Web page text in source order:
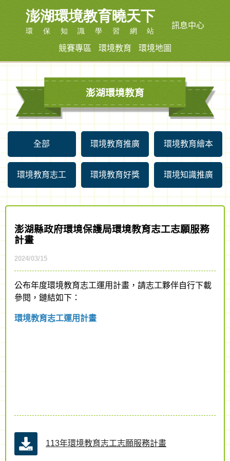
訊息中心
競賽專區 環境教育 環境地圖
澎湖環境教育
全部 環境教育推廣 環境教育繪本
環境教育志工 環境教育好獎 環境知識推廣
澎湖縣政府環境保護局環境教育志工志願服務
計畫
2024/03/15
公布年度環境教育志工運用計畫，請志工夥伴自行下載
參閱，鏈結如下：
環境教育志工運用計畫
113年環境教育志工志願服務計畫